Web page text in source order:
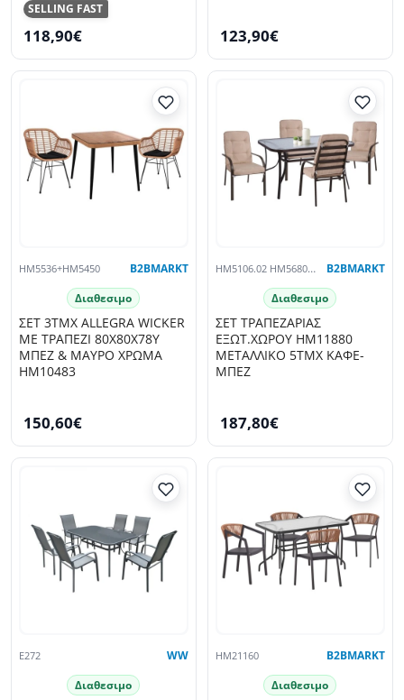
SELLING FAST
118,90€ 123,90€
HM5536+HM5450 B2BMARKT
Διαθεσιμο
ΣΕΤ 3ΤΜΧ ALLEGRA WICKER
ΜΕ ΤΡΑΠΕΖΙ 80X80Χ78Υ
ΜΠΕΖ & ΜΑΥΡΟ ΧΡΩΜΑ
HM10483
150,60€
HM5106.02 HM5680.02 B2BMARKT
Διαθεσιμο
ΣΕΤ ΤΡΑΠΕΖΑΡΙΑΣ
ΕΞΩΤ.ΧΩΡΟΥ HM11880
ΜΕΤΑΛΛΙΚΟ 5ΤΜΧ ΚΑΦΕ-
ΜΠΕΖ
187,80€
E272 WW
Διαθεσιμο
HM21160 B2BMARKT
Διαθεσιμο